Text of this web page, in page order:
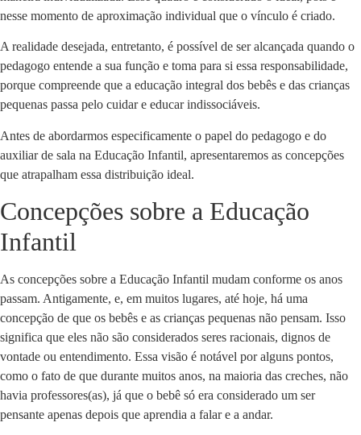
nesse momento de aproximação individual que o vínculo é criado.
A realidade desejada, entretanto, é possível de ser alcançada quando o
pedagogo entende a sua função e toma para si essa responsabilidade,
porque compreende que a educação integral dos bebês e das crianças
pequenas passa pelo cuidar e educar indissociáveis.
Antes de abordarmos especificamente o papel do pedagogo e do
auxiliar de sala na Educação Infantil, apresentaremos as concepções
que atrapalham essa distribuição ideal.
Concepções sobre a Educação
Infantil
As concepções sobre a Educação Infantil mudam conforme os anos
passam. Antigamente, e, em muitos lugares, até hoje, há uma
concepção de que os bebês e as crianças pequenas não pensam. Isso
significa que eles não são considerados seres racionais, dignos de
vontade ou entendimento. Essa visão é notável por alguns pontos,
como o fato de que durante muitos anos, na maioria das creches, não
havia professores(as), já que o bebê só era considerado um ser
pensante apenas depois que aprendia a falar e a andar.